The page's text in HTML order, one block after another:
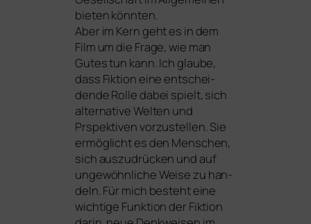
bie­ten könn­ten.
Aber im Kern geht es in dem
Film um die Frage, wie man
Gutes tun kann. Ich glau­be,
dass Fiktion eine ent­schei­
den­de Rolle dabei spielt, sich
alter­na­ti­ve Welten und
Prspektiven vor­zu­stel­len. Sie
ermög­licht es den Menschen,
sich aus­zu­drü­cken und auf
unge­wöhn­li­che Weise zu han­
deln. Für mich besteht eine
wich­ti­ge Funktion der Fiktion